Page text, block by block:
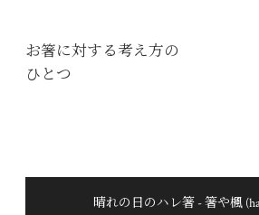
お箸に対する考え方の
ひとつ
晴れの日のハレ箸 - 箸や楓